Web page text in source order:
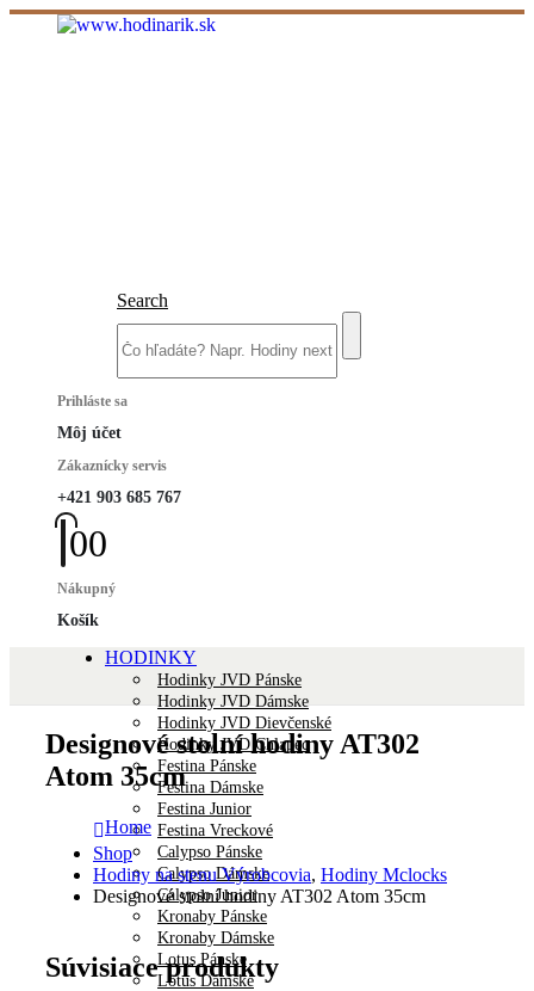
Search
Prihláste sa
Môj účet
Zákaznícky servis
+421 903 685 767
00
Nákupný
Košík
HODINKY
Hodinky JVD Pánske
Hodinky JVD Dámske
Hodinky JVD Dievčenské
Hodinky JVD Chlapec
Festina Pánske
Festina Dámske
Festina Junior
Festina Vreckové
Calypso Pánske
Calypso Dámske
Calypso Junior
Kronaby Pánske
Kronaby Dámske
Lotus Pánske
Lotus Dámske
Designové stolní hodiny AT302
Atom 35cm
Home
Shop
Hodiny na stenu Výrobcovia, Hodiny Mclocks
Designové stolní hodiny AT302 Atom 35cm
Súvisiace produkty